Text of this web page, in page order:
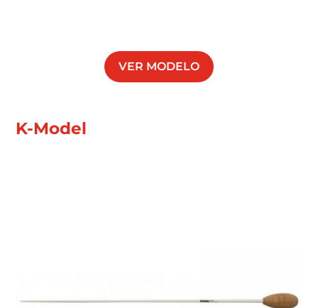
VER MODELO
K-Model